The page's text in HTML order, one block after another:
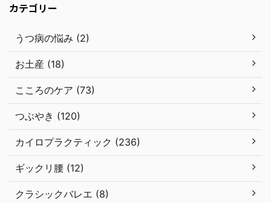
カテゴリー
うつ病の悩み (2)
お土産 (18)
こころのケア (73)
つぶやき (120)
カイロプラクティック (236)
ギックリ腰 (12)
クラシックバレエ (8)